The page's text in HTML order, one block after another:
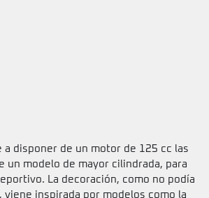
a disponer de un motor de 125 cc las
un modelo de mayor cilindrada, para
La decoración, como no podía
viene inspirada por modelos como la